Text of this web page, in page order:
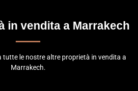
in vendita a Marrakech
tutte le nostre altre proprietà in vendita a
Marrakech.